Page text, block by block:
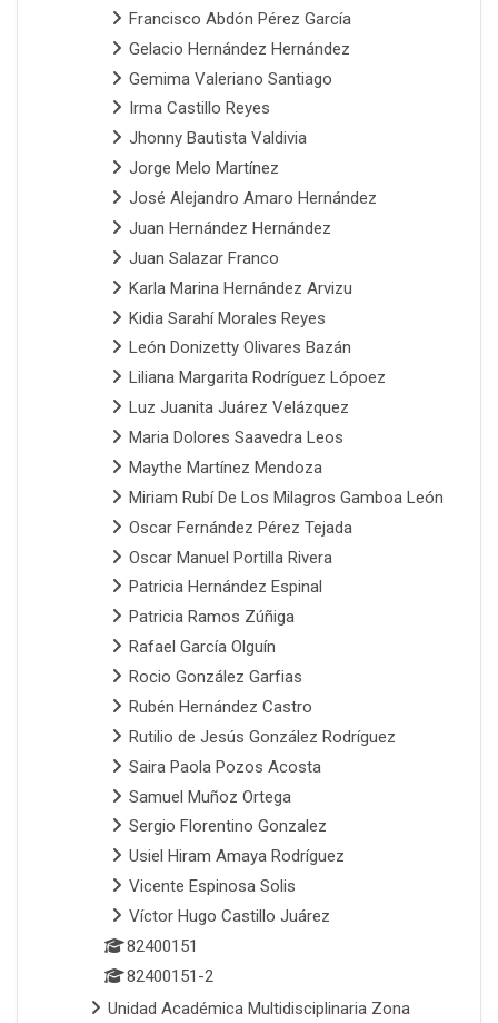
Francisco Abdón Pérez García
Gelacio Hernández Hernández
Gemima Valeriano Santiago
Irma Castillo Reyes
Jhonny Bautista Valdivia
Jorge Melo Martínez
José Alejandro Amaro Hernández
Juan Hernández Hernández
Juan Salazar Franco
Karla Marina Hernández Arvizu
Kidia Sarahí Morales Reyes
León Donizetty Olivares Bazán
Liliana Margarita Rodríguez Lópoez
Luz Juanita Juárez Velázquez
Maria Dolores Saavedra Leos
Maythe Martínez Mendoza
Miriam Rubí De Los Milagros Gamboa León
Oscar Fernández Pérez Tejada
Oscar Manuel Portilla Rivera
Patricia Hernández Espinal
Patricia Ramos Zúñiga
Rafael García Olguín
Rocio González Garfias
Rubén Hernández Castro
Rutilio de Jesús González Rodríguez
Saira Paola Pozos Acosta
Samuel Muñoz Ortega
Sergio Florentino Gonzalez
Usiel Hiram Amaya Rodríguez
Vicente Espinosa Solis
Víctor Hugo Castillo Juárez
82400151
82400151-2
Unidad Académica Multidisciplinaria Zona